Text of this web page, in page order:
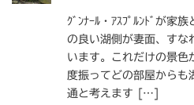
ｸﾞﾝﾅｰﾙ・ｱｽﾌﾟﾙﾝﾄﾞが家
の良い湖側が妻面、すな
います。これだけの景
度振ってどの部屋からも
通と考えます […]